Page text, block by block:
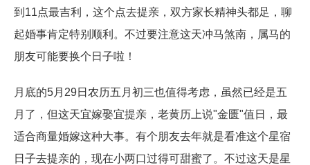
到11点最吉利，这个点去提亲，双方家长精神头都足，聊
起婚事肯定特别顺利。不过要注意这天冲马煞南，属马的
朋友可能要换个日子啦！
月底的5月29日农历五月初三也值得考虑，虽然已经是五
月了，但这天宜嫁娶宜提亲，老黄历上说"金匮"值日，最
适合商量婚嫁这种大事。有个朋友去年就是看准这个星宿
日子去提亲的，现在小两口过得可甜蜜了。不过这天是星